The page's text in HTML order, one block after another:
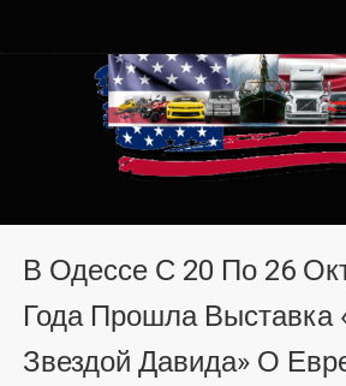
Хмельницком
В Одессе С 20 По 26
Года Прошла Выставка
Звездой Давида» О